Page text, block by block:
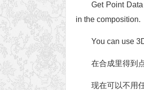
Get Point
in the composition.
You can use
在合成里得到
现在可以不用